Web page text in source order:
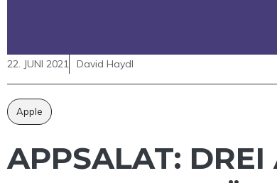
22. JUNI 2021 David Haydl
Apple
APPSALAT: DREI